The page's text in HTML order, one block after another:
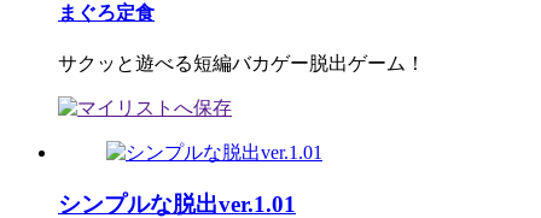
まぐろ定食
サクッと遊べる短編バカゲー脱出ゲーム！
シンプルな脱出ver.1.01